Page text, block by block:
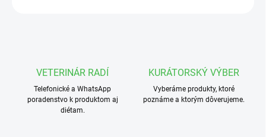
VETERINÁR RADÍ
Telefonické a WhatsApp
poradenstvo k produktom aj
diétam.
KURÁTORSKÝ VÝBER
Vyberáme produkty, ktoré
poznáme a ktorým dôverujeme.